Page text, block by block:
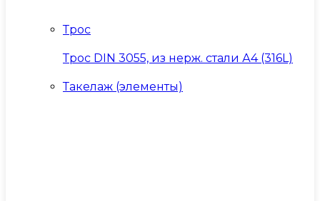
Трос
Трос DIN 3055, из нерж. стали А4 (316L)
Такелаж (элементы)